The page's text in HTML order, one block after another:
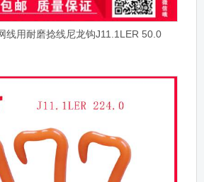
线用耐磨捻线尼龙钩J11.1LER 50.0